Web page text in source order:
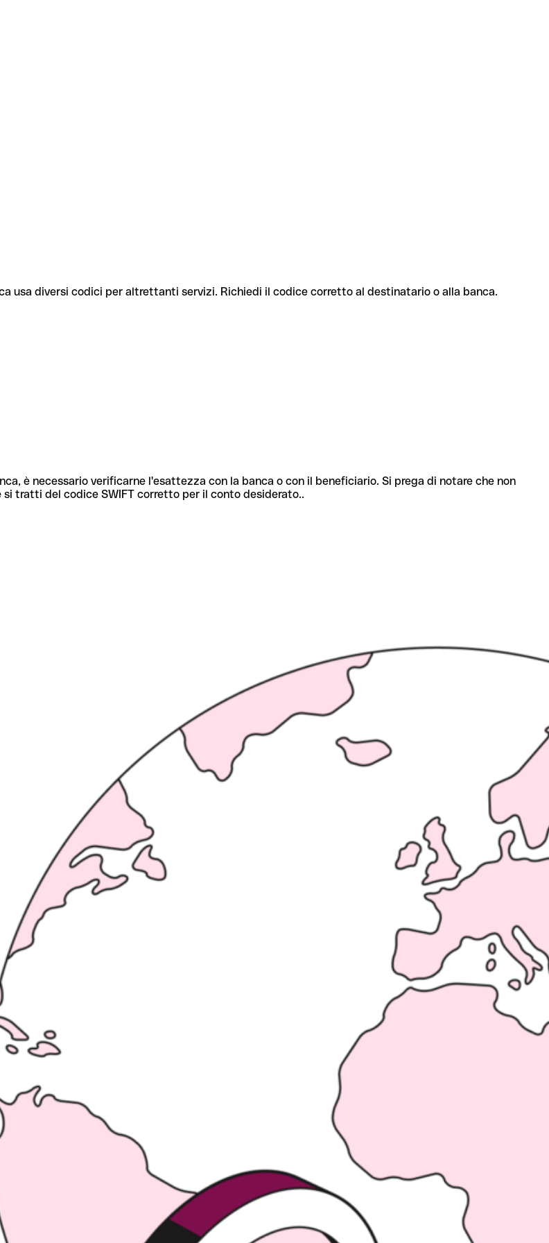
usa diversi codici per altrettanti servizi. Richiedi il codice corretto al destinatario o alla banca.
è necessario verificarne l'esattezza con la banca o con il beneficiario. Si prega di notare che non
tratti del codice SWIFT corretto per il conto desiderato..